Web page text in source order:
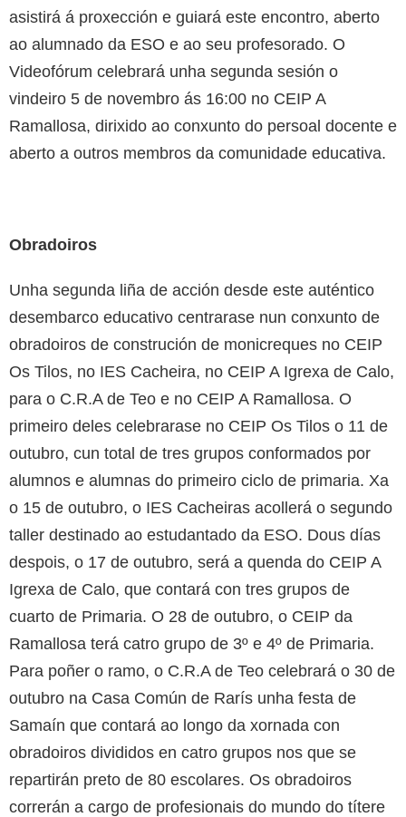
asistirá á proxección e guiará este encontro, aberto
ao alumnado da ESO e ao seu profesorado. O
Videofórum celebrará unha segunda sesión o
vindeiro 5 de novembro ás 16:00 no CEIP A
Ramallosa, dirixido ao conxunto do persoal docente e
aberto a outros membros da comunidade educativa.
Obradoiros
Unha segunda liña de acción desde este auténtico
desembarco educativo centrarase nun conxunto de
obradoiros de construción de monicreques no CEIP
Os Tilos, no IES Cacheira, no CEIP A Igrexa de Calo,
para o C.R.A de Teo e no CEIP A Ramallosa. O
primeiro deles celebrarase no CEIP Os Tilos o 11 de
outubro, cun total de tres grupos conformados por
alumnos e alumnas do primeiro ciclo de primaria. Xa
o 15 de outubro, o IES Cacheiras acollerá o segundo
taller destinado ao estudantado da ESO. Dous días
despois, o 17 de outubro, será a quenda do CEIP A
Igrexa de Calo, que contará con tres grupos de
cuarto de Primaria. O 28 de outubro, o CEIP da
Ramallosa terá catro grupo de 3º e 4º de Primaria.
Para poñer o ramo, o C.R.A de Teo celebrará o 30 de
outubro na Casa Común de Rarís unha festa de
Samaín que contará ao longo da xornada con
obradoiros divididos en catro grupos nos que se
repartirán preto de 80 escolares. Os obradoiros
correrán a cargo de profesionais do mundo do títere